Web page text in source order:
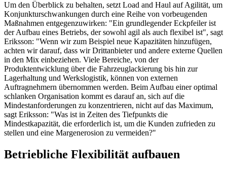
Um den Überblick zu behalten, setzt Load and Haul auf Agilität, um
Konjunkturschwankungen durch eine Reihe von vorbeugenden
Maßnahmen entgegenzuwirken: "Ein grundlegender Eckpfeiler ist
der Aufbau eines Betriebs, der sowohl agil als auch flexibel ist", sagt
Eriksson: "Wenn wir zum Beispiel neue Kapazitäten hinzufügen,
achten wir darauf, dass wir Drittanbieter und andere externe Quellen
in den Mix einbeziehen. Viele Bereiche, von der
Produktentwicklung über die Fahrzeuglackierung bis hin zur
Lagerhaltung und Werkslogistik, können von externen
Auftragnehmern übernommen werden. Beim Aufbau einer optimal
schlanken Organisation kommt es darauf an, sich auf die
Mindestanforderungen zu konzentrieren, nicht auf das Maximum,
sagt Eriksson: "Was ist in Zeiten des Tiefpunkts die
Mindestkapazität, die erforderlich ist, um die Kunden zufrieden zu
stellen und eine Margenerosion zu vermeiden?"
Betriebliche Flexibilität aufbauen